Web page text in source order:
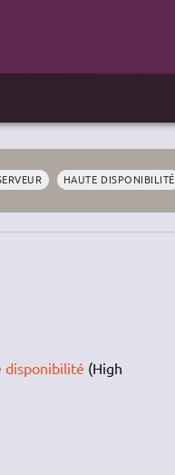
HAUTE DISPONIBILITÉ
disponibilité (High